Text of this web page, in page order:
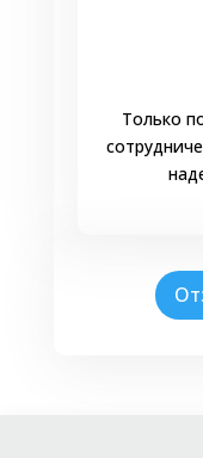
Только